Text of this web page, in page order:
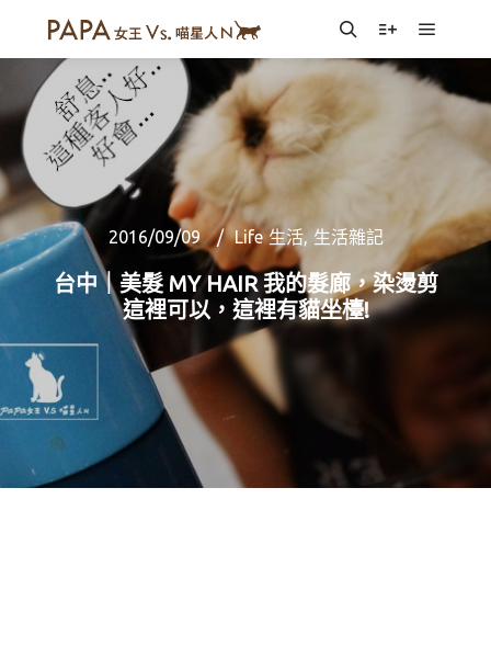
SearchMore info
Main
2016/09/09 Life 生活, 生活雜記
台中｜美髮 MY HAIR 我的髮廊，染燙剪
這裡可以，這裡有貓坐檯!